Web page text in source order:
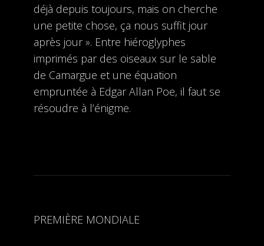
déjà depuis toujours, mais on cherche
une petite chose, ça nous suffit jour
après jour ». Entre hiéroglyphes
imprimés par des oiseaux sur le sable
de Camargue et une équation
empruntée à Edgar Allan Poe, il faut se
résoudre à l’énigme.
PREMIÈRE MONDIALE